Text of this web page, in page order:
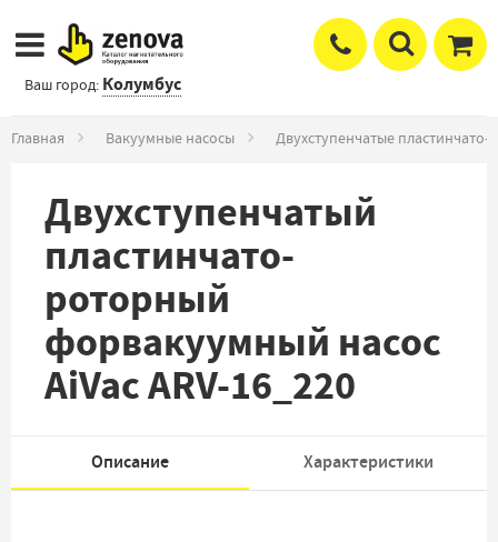
Ваш город: Колумбус
Главная Вакуумные насосы Двухступенчатые
Двухступенчатый
пластинчато-
роторный
форвакуумный насос
AiVac ARV-16_220
Описание Характеристики